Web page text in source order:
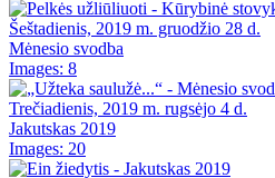
Šeštadienis, 2019 m. gruodžio 28 d.
Mėnesio svodba
Images: 8
Trečiadienis, 2019 m. rugsėjo 4 d.
Jakutskas 2019
Images: 20